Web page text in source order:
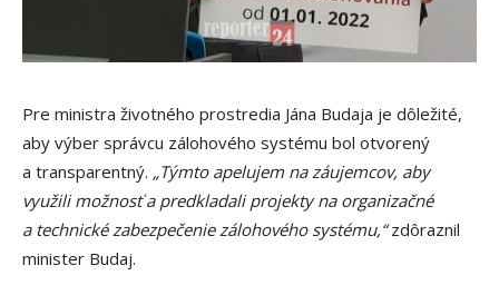
Pre ministra životného prostredia Jána Budaja je dôležité,
aby výber správcu zálohového systému bol otvorený
a transparentný. „Týmto apelujem na záujemcov, aby
využili možnosť a predkladali projekty na organizačné
a technické zabezpečenie zálohového systému,“zdôraznil
minister Budaj.